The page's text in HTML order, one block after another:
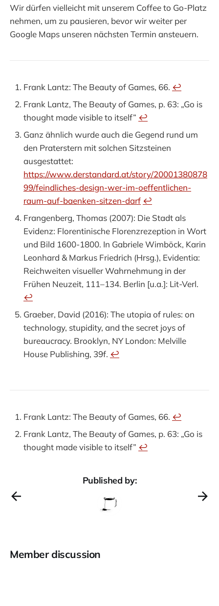
Wir dürfen vielleicht mit unserem Coffee to Go-Platz
nehmen, um zu pausieren, bevor wir weiter per
Google Maps unseren nächsten Termin ansteuern.
Frank Lantz: The Beauty of Games, 66. ↩︎
Frank Lantz, The Beauty of Games, p. 63: „Go is
thought made visible to itself” ↩︎
Ganz ähnlich wurde auch die Gegend rund um
den Praterstern mit solchen Sitzsteinen
ausgestattet:
https://www.derstandard.at/story/20001380878
99/feindliches-design-wer-im-oeffentlichen-
raum-auf-baenken-sitzen-darf ↩︎
Frangenberg, Thomas (2007): Die Stadt als
Evidenz: Florentinische Florenzrezeption in Wort
und Bild 1600-1800. In Gabriele Wimböck, Karin
Leonhard & Markus Friedrich (Hrsg.), Evidentia:
Reichweiten visueller Wahrnehmung in der
Frühen Neuzeit, 111–134. Berlin [u.a.]: Lit-Verl.
↩︎
Graeber, David (2016): The utopia of rules: on
technology, stupidity, and the secret joys of
bureaucracy. Brooklyn, NY London: Melville
House Publishing, 39f. ↩︎
Frank Lantz: The Beauty of Games, 66. ↩︎
Frank Lantz, The Beauty of Games, p. 63: „Go is
thought made visible to itself” ↩︎
Published by:
Member discussion